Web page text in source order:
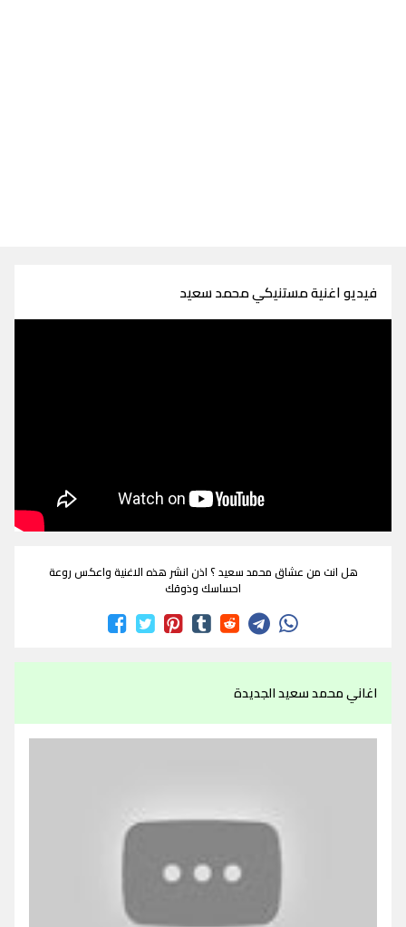
فيديو اغنية مستنيكي محمد سعيد
هل انت من عشاق محمد سعيد ؟ اذن انشر هذه الاغنية واعكس روعة
احساسك وذوقك
اغاني محمد سعيد الجديدة